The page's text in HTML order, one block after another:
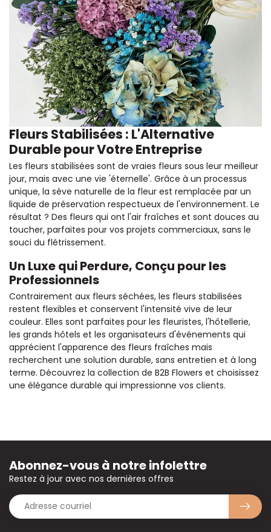
Fleurs Stabilisées : L'Alternative
Durable pour Votre Entreprise
Les fleurs stabilisées sont de vraies fleurs sous leur meilleur
jour, mais avec une vie 'éternelle'. Grâce à un processus
unique, la sève naturelle de la fleur est remplacée par un
liquide de préservation respectueux de l'environnement. Le
résultat ? Des fleurs qui ont l'air fraîches et sont douces au
toucher, parfaites pour vos projets commerciaux, sans le
souci du flétrissement.
Un Luxe qui Perdure, Conçu pour les
Professionnels
Contrairement aux fleurs séchées, les fleurs stabilisées
restent flexibles et conservent l'intensité vive de leur
couleur. Elles sont parfaites pour les fleuristes, l'hôtellerie,
les grands hôtels et les organisateurs d'événements qui
apprécient l'apparence des fleurs fraîches mais
recherchent une solution durable, sans entretien et à long
terme. Découvrez la collection de B2B Flowers et choisissez
une élégance durable qui impressionne vos clients.
Abonnez-vous à notre infolettre
Restez à jour avec nos dernières offres